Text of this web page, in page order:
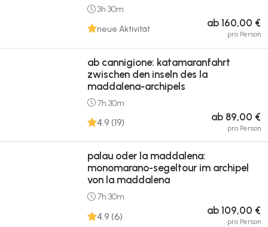
3h 30m
neue Aktivität
ab 160,00 €
pro Person
ab cannigione: katamaranfahrt
zwischen den inseln des la
maddalena-archipels
7h 30m
4.9 (19) ab 89,00 €
pro Person
palau oder la maddalena:
monomarano-segeltour im archipel
von la maddalena
7h 30m
4.9 (6) ab 109,00 €
pro Person